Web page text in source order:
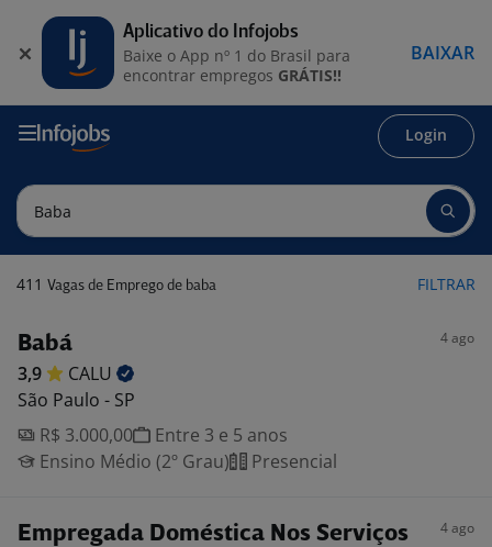
Login
411 Vagas de Emprego de baba FILTRAR
Babá 4 ago
3,9
CALU
São Paulo - SP
R$ 3.000,00
Entre 3 e 5 anos
Ensino Médio (2º Grau)
Presencial
Empregada Doméstica Nos Serviços
4 ago
Aplicativo do Infojobs
Baixe o App nº 1 do Brasil para
encontrar empregos GRÁTIS!!
BAIXAR